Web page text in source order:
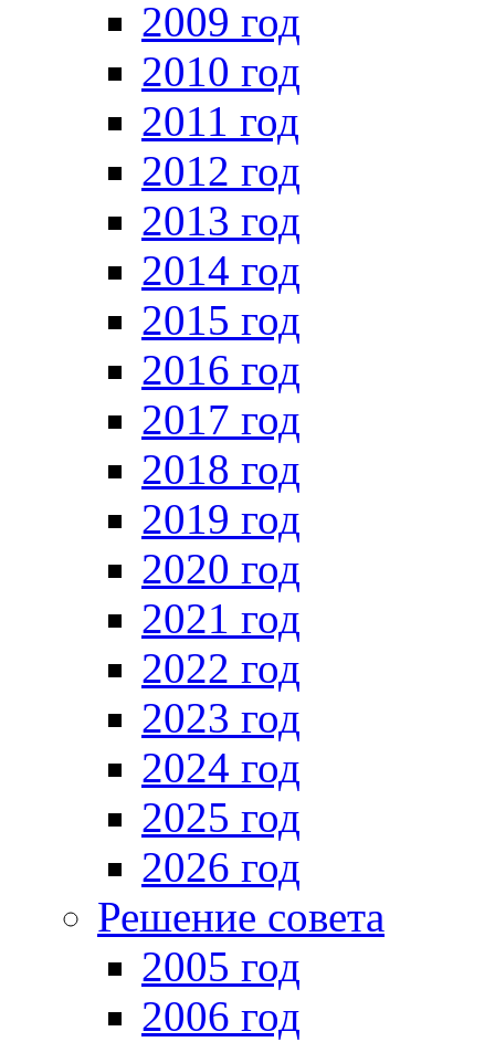
2009 год
2010 год
2011 год
2012 год
2013 год
2014 год
2015 год
2016 год
2017 год
2018 год
2019 год
2020 год
2021 год
2022 год
2023 год
2024 год
2025 год
2026 год
Решение совета
2005 год
2006 год